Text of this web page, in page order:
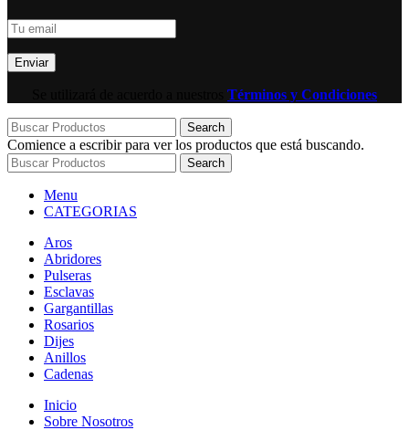
Términos y Condiciones
Search
Comience a escribir para ver los productos que está buscando.
Search
Menu
CATEGORIAS
Aros
Abridores
Pulseras
Esclavas
Gargantillas
Rosarios
Dijes
Anillos
Cadenas
Inicio
Sobre Nosotros